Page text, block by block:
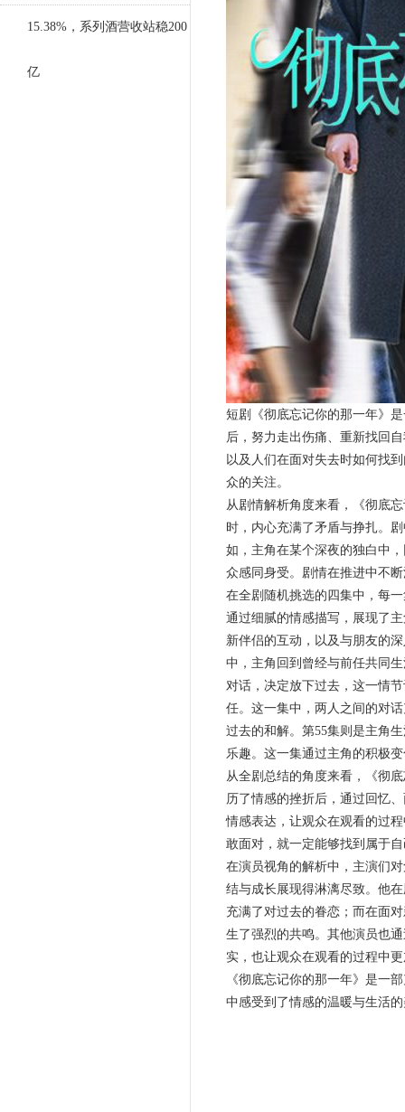
15.38%，系列酒营收站稳200
亿
短剧《彻底忘记你的那一年》
后，努力走出伤痛、重新找回
以及人们在面对失去时如何找
众的关注。
从剧情解析角度来看，《彻底
时，内心充满了矛盾与挣扎。
如，主角在某个深夜的独白中
众感同身受。剧情在推进中不
在全剧随机挑选的四集中，每
通过细腻的情感描写，展现了
新伴侣的互动，以及与朋友的
中，主角回到曾经与前任共同
对话，决定放下过去，这一情
任。这一集中，两人之间的对
过去的和解。第55集则是主角
乐趣。这一集通过主角的积极
从全剧总结的角度来看，《彻
历了情感的挫折后，通过回忆
情感表达，让观众在观看的过
敢面对，就一定能够找到属于
在演员视角的解析中，主演们
结与成长展现得淋漓尽致。他
充满了对过去的眷恋；而在面
生了强烈的共鸣。其他演员也
实，也让观众在观看的过程中
《彻底忘记你的那一年》是一
中感受到了情感的温暖与生活